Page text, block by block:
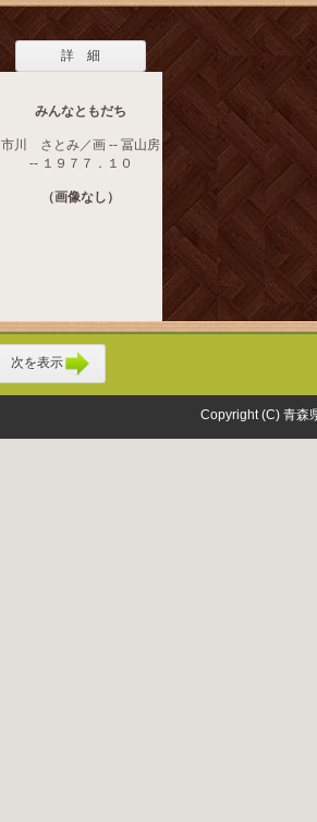
詳 細
みんなともだち
市川 さとみ／画 -- 冨山房
-- １９７７．１０
（画像なし）
次を表示
Copyright (C) 青森